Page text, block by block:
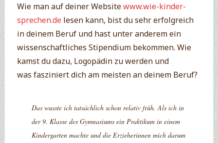
Wie man auf deiner Websitewww.wie-kinder-
sprechen.delesen kann, bist du sehr erfolgreich
in deinem Beruf und hast unter anderem ein
wissenschaftliches Stipendium bekommen. Wie
kamst du dazu, Logopädin zu werden und
was fasziniert dich am meisten an deinem Beruf?
Das wusste ich tatsächlich schon relativ früh. Als ich in
der 9. Klasse des Gymnasiums ein Praktikum in einem
Kindergarten machte und die Erzieherinnen mich darum